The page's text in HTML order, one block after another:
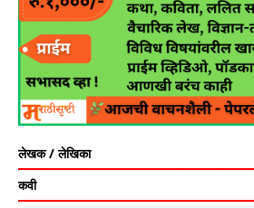
लेखक / लेखिका
कवी